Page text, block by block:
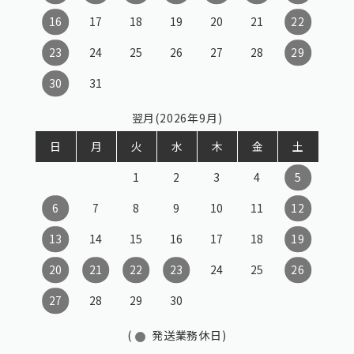
16
17 18 19 20 21
22
23
24 25 26 27 28
29
30
31
翌月(2026年9月)
日
月 火 水 木 金
土
1
2 3 4
5
6
7 8 9 10 11
12
13
14 15 16 17 18
19
20
21 22 23 24 25
26
27
28 29 30
( 発送業務休日)